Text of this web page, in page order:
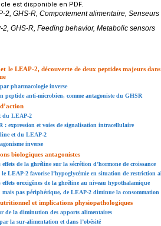
est disponible en PDF.
2, GHS-R, Comportement alimentaire,
2, GHS-R, Feeding behavior, Metabolic sensors
le LEAP-2, découverte de deux peptides majeurs
pharmacologie inverse
peptide anti-microbien, comme antagoniste du GHSR
du LEAP-2
: expression et voies de signalisation intracellulaire
et du LEAP-2
inverse
biologiques antagonistes
de la ghréline sur la sécrétion d’hormone de croissance
LEAP-2 favorise l’hypoglycémie en situation de restriction
orexigènes de la ghréline au niveau hypothalamique
mais pas périphérique, de LEAP-2 diminue la
et implications physiopathologiques
de la diminution des apports alimentaires
la sur-alimentation et dans l’obésité